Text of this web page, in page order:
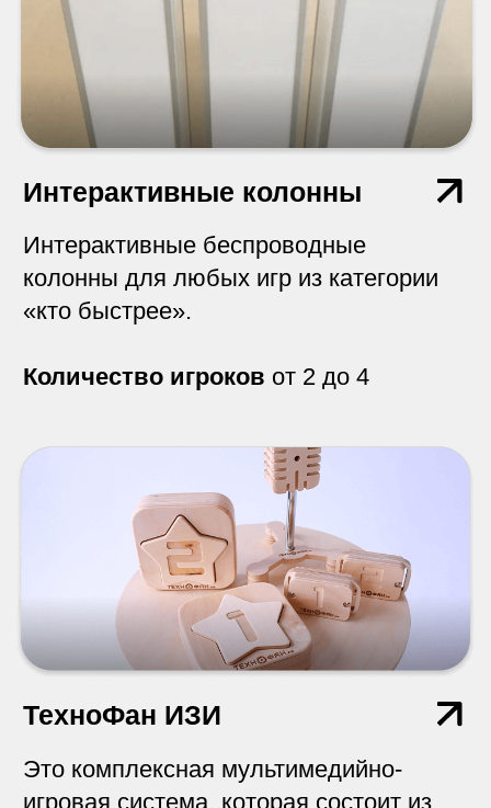
Игроки не видят, что внутри.
Количество игроковот 2 до 12
Коробка-сюрприз
Что в стакане?
Сделай глоток и угадай
жидкость по вкусу!
Количество игроковот 2 до 12